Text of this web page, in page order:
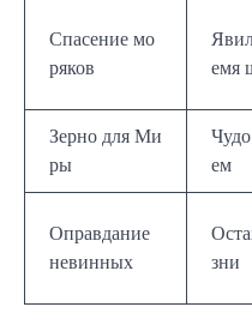
Спасение мо
ряков
емя
Зерно для Ми
ры
ем
Оправдание
невинных
зни